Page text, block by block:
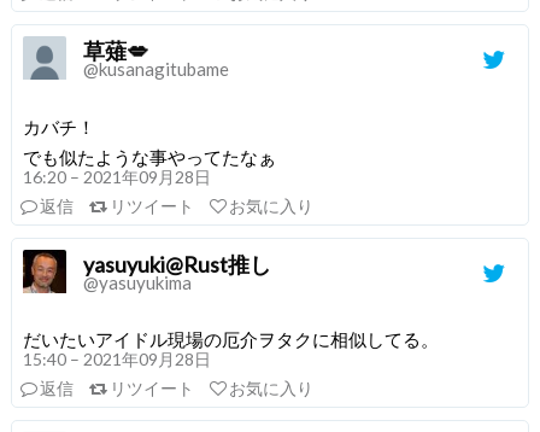
草薙💋
@kusanagitubame
カバチ！
でも似たような事やってたなぁ
16:20 – 2021年09月28日
返信
リツイート お気に入り
yasuyuki@Rust推し
@yasuyukima
だいたいアイドル現場の厄介ヲタクに相似してる。
15:40 – 2021年09月28日
返信
リツイート お気に入り